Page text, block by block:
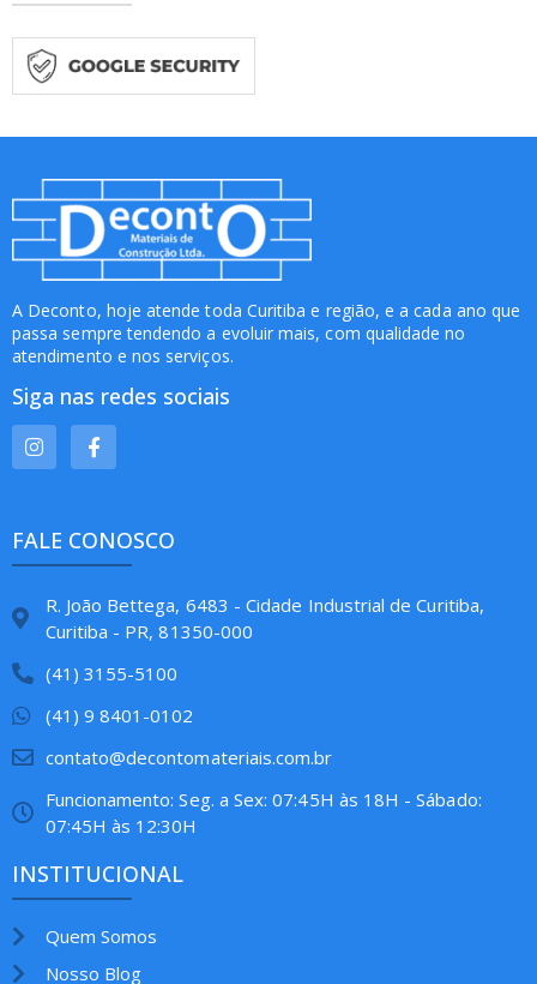
A Deconto, hoje atende toda Curitiba e região, e a cada ano que
passa sempre tendendo a evoluir mais, com qualidade no
atendimento e nos serviços.
Siga nas redes sociais
FALE CONOSCO
R. João Bettega, 6483 - Cidade Industrial de Curitiba,
Curitiba - PR, 81350-000
(41) 3155-5100
(41) 9 8401-0102
contato@decontomateriais.com.br
Funcionamento: Seg. a Sex: 07:45H às 18H - Sábado:
07:45H às 12:30H
INSTITUCIONAL
Quem Somos
Nosso Blog